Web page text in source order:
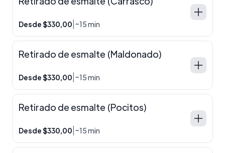
Desde $330,00 ~15 min
Retirado de esmalte (Maldonado)
Desde $330,00 ~15 min
Retirado de esmalte (Pocitos)
Desde $330,00 ~15 min